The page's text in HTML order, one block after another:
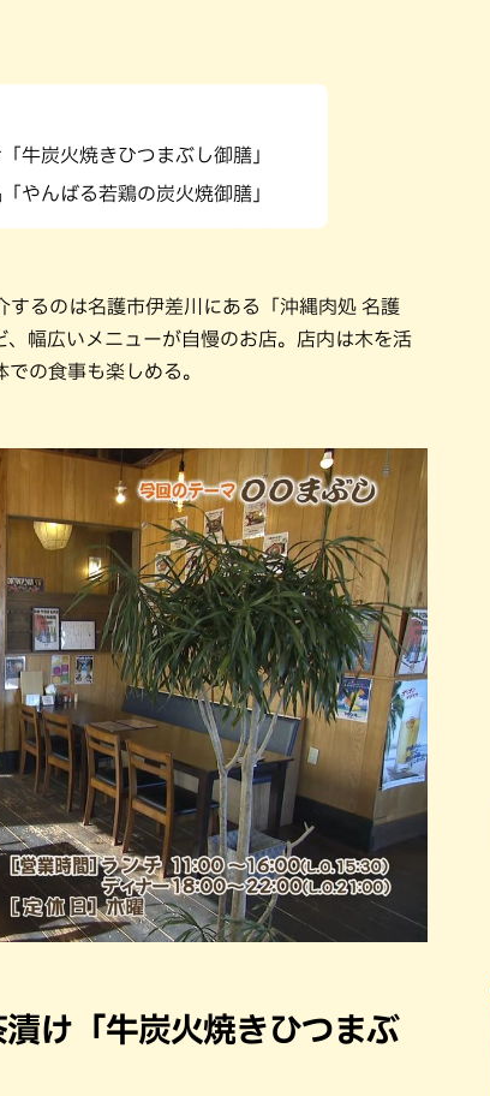
牛炭火焼きひつまぶし御膳」
やんばる若鶏の炭火焼御膳」
るのは名護市伊差川にある「沖縄肉処 名護
幅広いメニューが自慢のお店。店内は木を活
の食事も楽しめる。
け「牛炭火焼きひつまぶ